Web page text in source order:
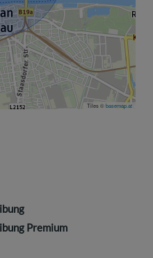
Tiles ©basemap.at
Premium